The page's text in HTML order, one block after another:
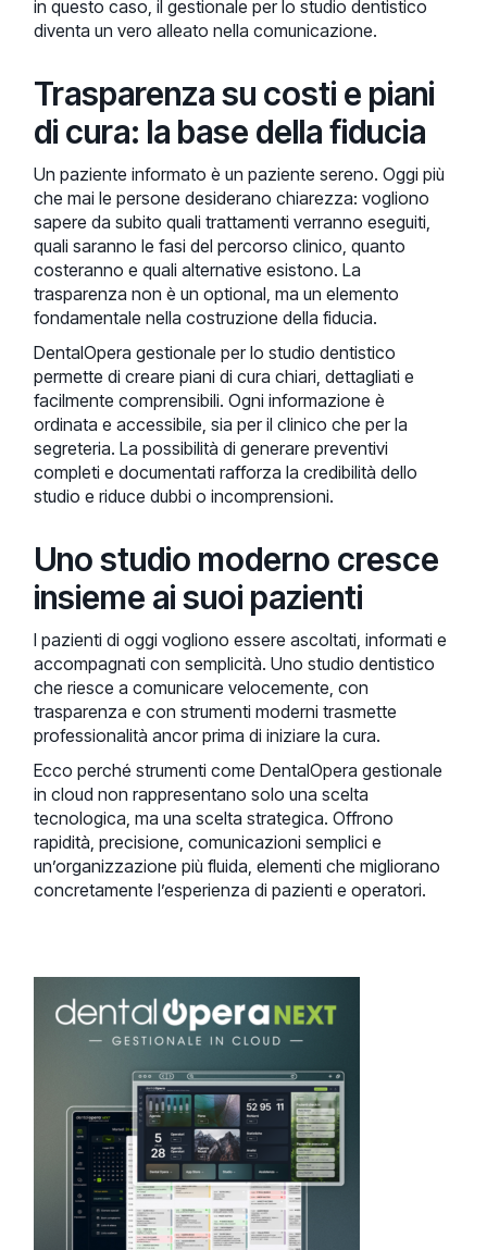
in questo caso, il gestionale per lo studio dentistico
diventa un vero alleato nella comunicazione.
Trasparenza su costi e piani
di cura: la base della fiducia
Un paziente informato è un paziente sereno. Oggi più
che mai le persone desiderano chiarezza: vogliono
sapere da subito quali trattamenti verranno eseguiti,
quali saranno le fasi del percorso clinico, quanto
costeranno e quali alternative esistono. La
trasparenza non è un optional, ma un elemento
fondamentale nella costruzione della fiducia.
DentalOpera gestionale per lo studio dentistico
permette di creare piani di cura chiari, dettagliati e
facilmente comprensibili. Ogni informazione è
ordinata e accessibile, sia per il clinico che per la
segreteria. La possibilità di generare preventivi
completi e documentati rafforza la credibilità dello
studio e riduce dubbi o incomprensioni.
Uno studio moderno cresce
insieme ai suoi pazienti
I pazienti di oggi vogliono essere ascoltati, informati e
accompagnati con semplicità. Uno studio dentistico
che riesce a comunicare velocemente, con
trasparenza e con strumenti moderni trasmette
professionalità ancor prima di iniziare la cura.
Ecco perché strumenti come DentalOpera gestionale
in cloud non rappresentano solo una scelta
tecnologica, ma una scelta strategica. Offrono
rapidità, precisione, comunicazioni semplici e
un’organizzazione più fluida, elementi che migliorano
concretamente l’esperienza di pazienti e operatori.